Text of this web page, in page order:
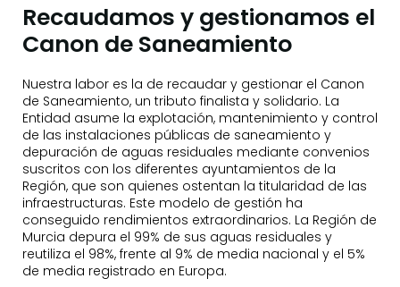
Recaudamos y gestionamos el
Canon de Saneamiento
Nuestra labor es la de recaudar y gestionar el Canon
de Saneamiento, un tributo finalista y solidario. La
Entidad asume la explotación, mantenimiento y control
de las instalaciones públicas de saneamiento y
depuración de aguas residuales mediante convenios
suscritos con los diferentes ayuntamientos de la
Región, que son quienes ostentan la titularidad de las
infraestructuras. Este modelo de gestión ha
conseguido rendimientos extraordinarios. La Región de
Murcia depura el 99% de sus aguas residuales y
reutiliza el 98%, frente al 9% de media nacional y el 5%
de media registrado en Europa.